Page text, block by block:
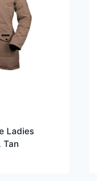
Ladies
Tan